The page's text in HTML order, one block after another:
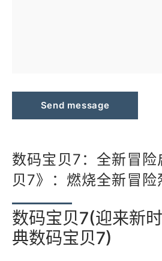
Send message
数码宝贝7：全新冒险
贝7》：燃烧全新冒险
数码宝贝7(迎来新
典数码宝贝7)